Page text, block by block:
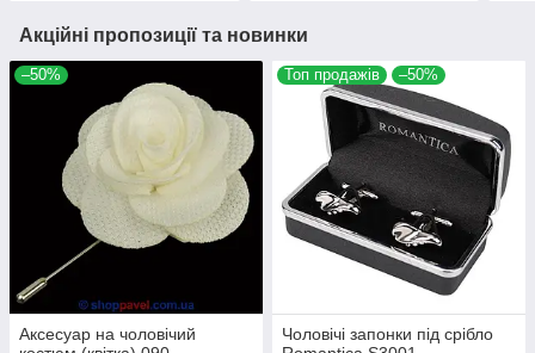
Акційні пропозиції та новинки
–50%
Аксесуар на чоловічий
Топ продажів –50%
Чоловічі запонки під срібло